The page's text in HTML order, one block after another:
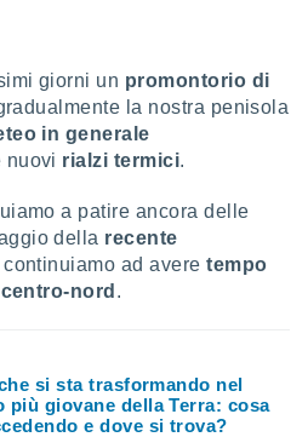
giorni un promontorio di
la nostra penisola
in generale
nuovi rialzi termici.
a patire ancora delle
della recente
ad averetempo
centro-nord .
si sta trasformando nel
più giovane della Terra: cosa
e dove si trova?